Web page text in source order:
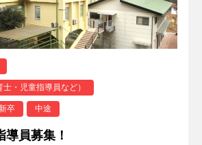
・児童指導員など）
新卒 中途
員募集！